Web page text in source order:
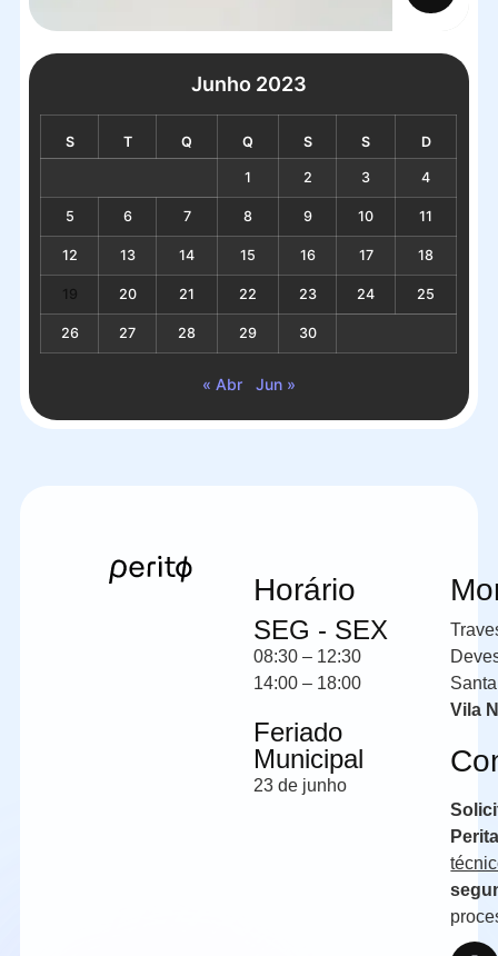
Junho 2023
S T Q Q S S D
1 2 3 4
5 6 7 8 9 10 11
12 13 14 15 16 17 18
19 20 21 22 23 24 25
26 27 28 29 30
« Abr Jun »
Horário
SEG - SEX
08:30 – 12:30
14:00 – 18:00
Feriado
Municipal
23 de junho
Vila